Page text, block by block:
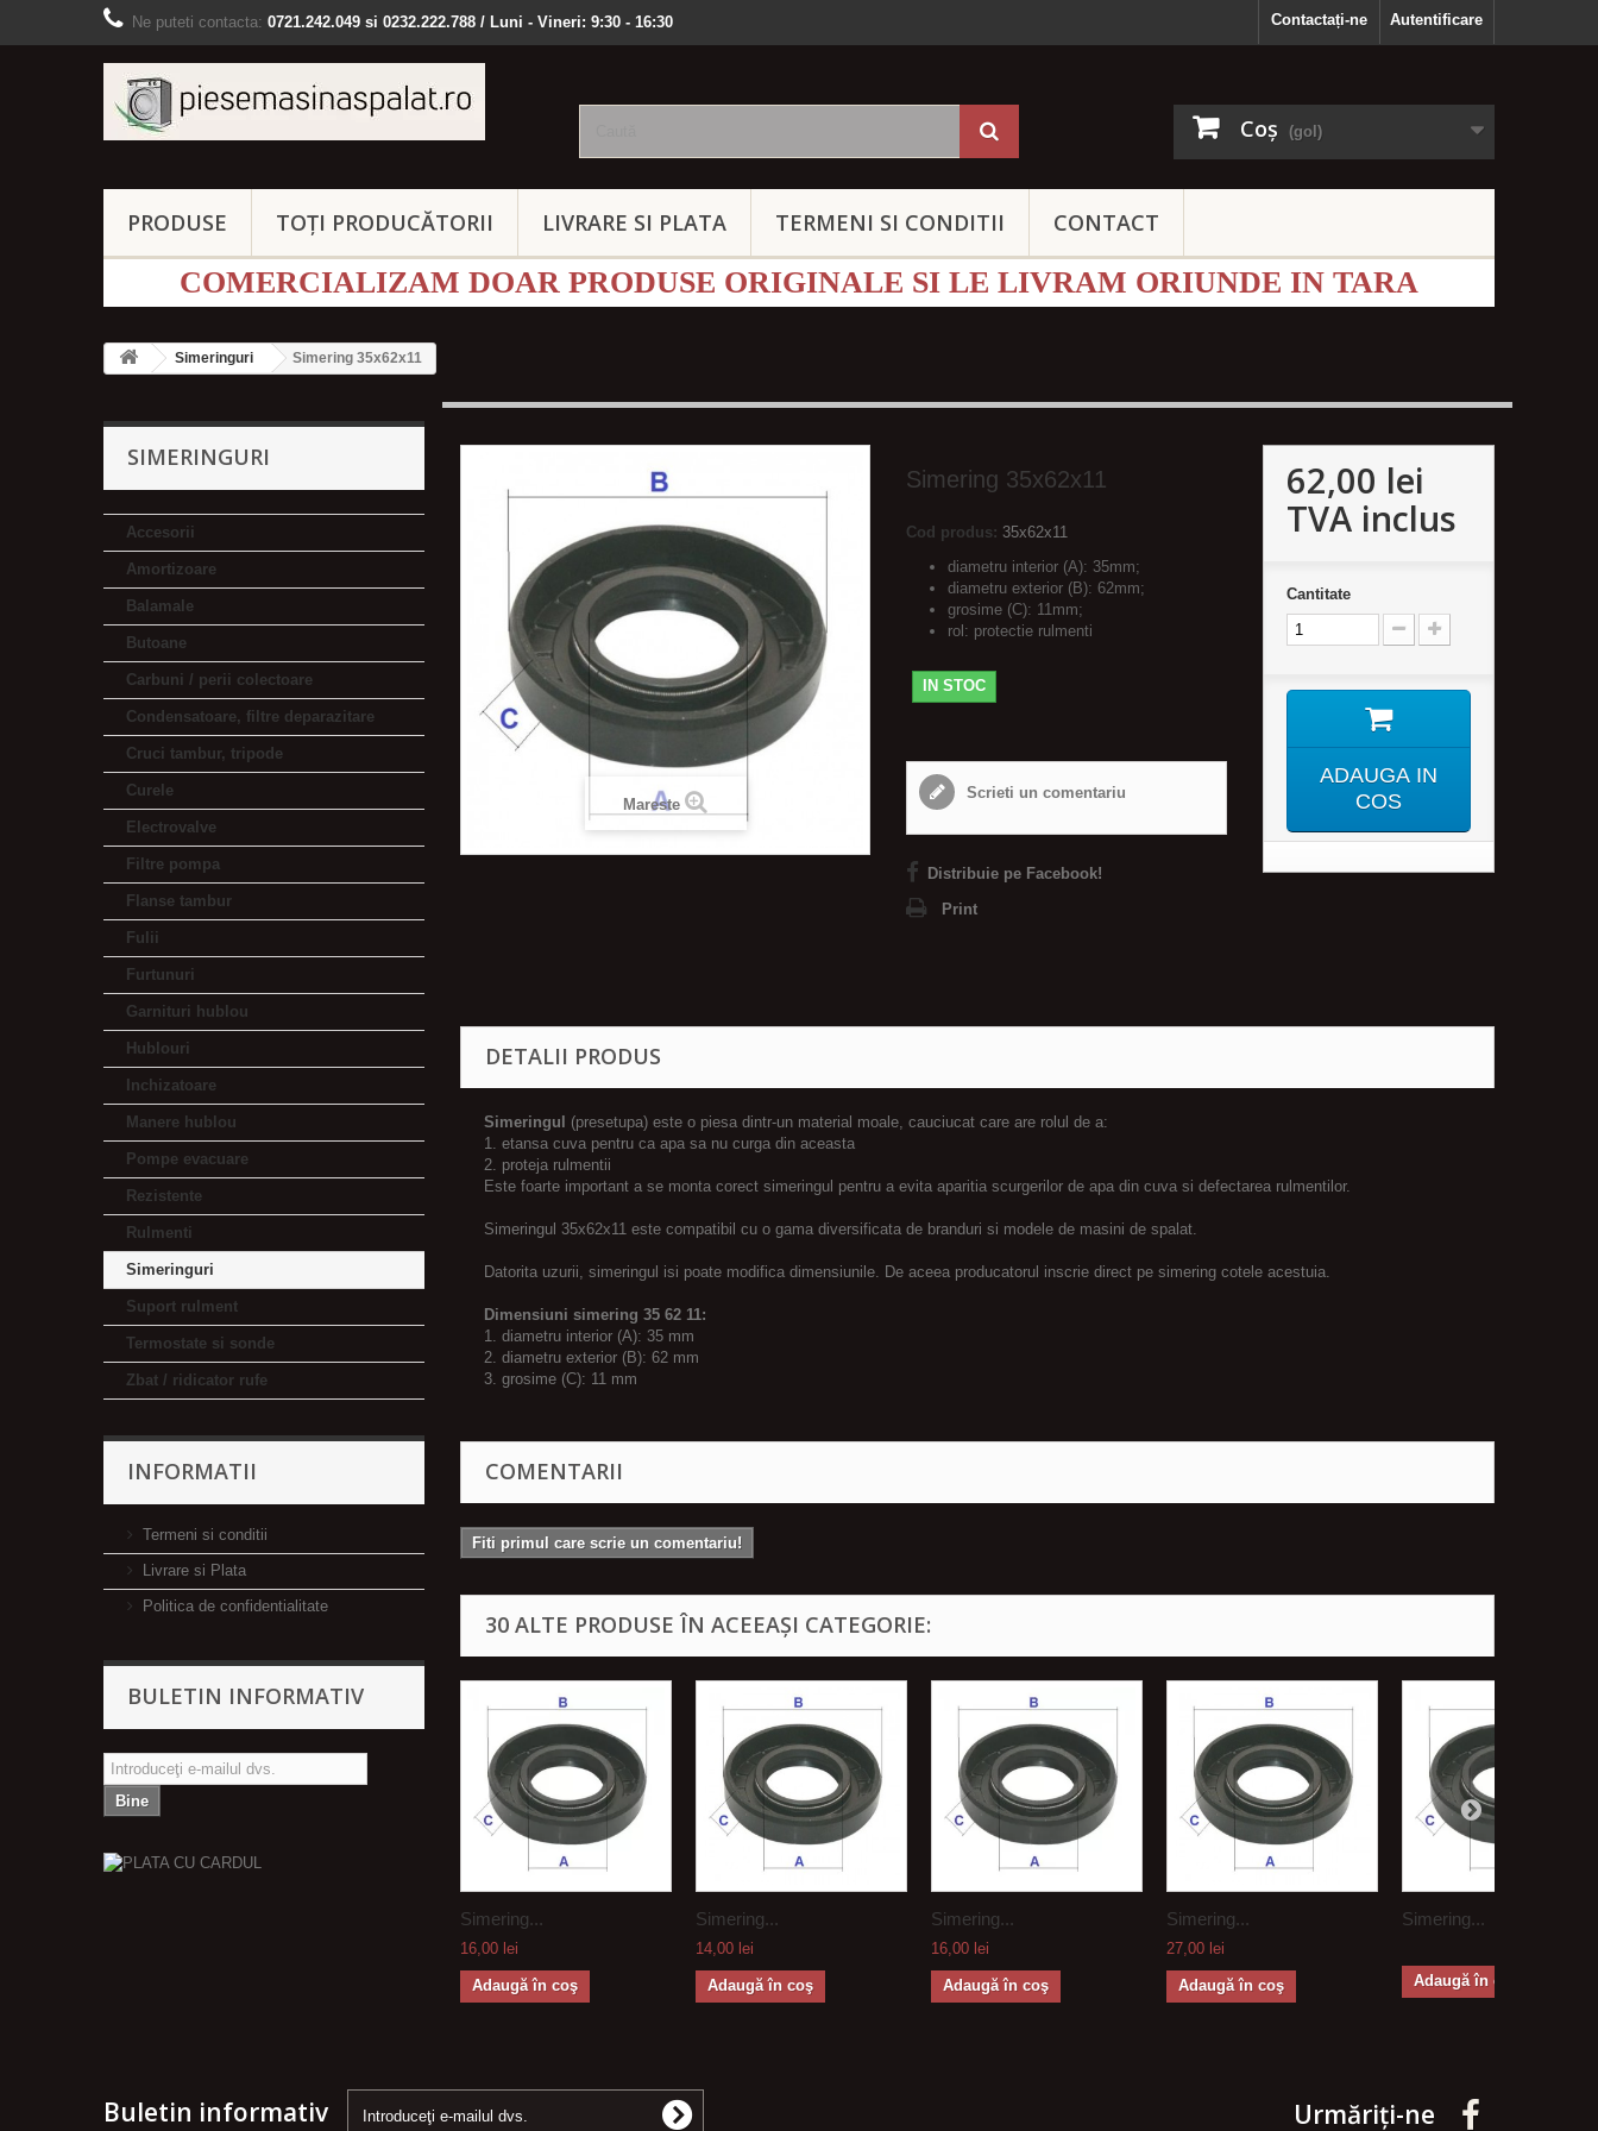
Autentificare
Contactați-ne
Ne puteti contacta: 0721.242.049 si 0232.222.788 / Luni - Vineri: 9:30 - 16:30
Coş (gol)
PRODUSE TOȚI PRODUCĂTORII LIVRARE SI PLATA TERMENI SI CONDITII CONTACT
COMERCIALIZAM DOAR PRODUSE ORIGINALE SI LE LIVRAM ORIUNDE IN TARA
Simeringuri Simering 35x62x11
SIMERINGURI
Accesorii
Amortizoare
Balamale
Butoane
Carbuni / perii colectoare
Condensatoare, filtre deparazitare
Cruci tambur, tripode
Curele
Electrovalve
Filtre pompa
Flanse tambur
Fulii
Furtunuri
Garnituri hublou
Hublouri
Inchizatoare
Manere hublou
Pompe evacuare
Rezistente
Rulmenti
Simeringuri
Suport rulment
Termostate si sonde
Zbat / ridicator rufe
INFORMATII
Termeni si conditii
Livrare si Plata
Politica de confidentialitate
BULETIN INFORMATIV
Bine
Mareste
Simering 35x62x11
Cod produs: 35x62x11
diametru interior (A): 35mm;
diametru exterior (B): 62mm;
grosime (C): 11mm;
rol: protectie rulmenti
IN STOC
Scrieti un comentariu
Distribuie pe Facebook!
Print
62,00 lei
TVA inclus
Cantitate
ADAUGA IN
COS
DETALII PRODUS
Simeringul
(presetupa) este o piesa dintr-un material moale, cauciucat care are rolul de a:
1. etansa cuva pentru ca apa sa nu curga din aceasta
2. proteja rulmentii
Este foarte important a se monta corect simeringul pentru a evita aparitia scurgerilor de apa din cuva si defectarea rulmentilor.
Simeringul 35x62x11 este compatibil cu o gama diversificata de branduri si modele de masini de spalat.
Datorita uzurii, simeringul isi poate modifica dimensiunile. De aceea producatorul inscrie direct pe simering cotele acestuia.
Dimensiuni simering 35 62 11:
1. diametru interior (A): 35 mm
2. diametru exterior (B): 62 mm
3. grosime (C): 11 mm
COMENTARII
Fiti primul care scrie un comentariu!
30 ALTE PRODUSE ÎN ACEEAȘI CATEGORIE:
Simering...
16,00 lei
Adaugă în coş
Simering...
14,00 lei
Adaugă în coş
Simering...
16,00 lei
Adaugă în coş
Simering...
27,00 lei
Adaugă în coş
Simering...
Adaugă în coş
Buletin informativ Urmăriți-ne